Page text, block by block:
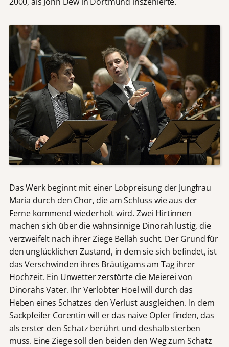
Das Werk beginnt mit einer Lobpreisung der Jungfrau
Maria durch den Chor, die am Schluss wie aus der
Ferne kommend wiederholt wird. Zwei Hirtinnen
machen sich über die wahnsinnige Dinorah lustig, die
verzweifelt nach ihrer Ziege Bellah sucht. Der Grund für
den unglücklichen Zustand, in dem sie sich befindet, ist
das Verschwinden ihres Bräutigams am Tag ihrer
Hochzeit. Ein Unwetter zerstörte die Meierei von
Dinorahs Vater. Ihr Verlobter Hoel will durch das
Heben eines Schatzes den Verlust ausgleichen. In dem
Sackpfeifer Corentin will er das naive Opfer finden, das
als erster den Schatz berührt und deshalb sterben
muss. Eine Ziege soll den beiden den Weg zum Schatz